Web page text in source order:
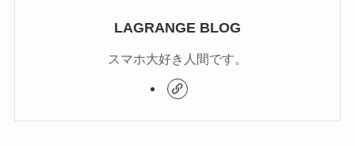
LAGRANGE BLOG
スマホ大好き人間です。